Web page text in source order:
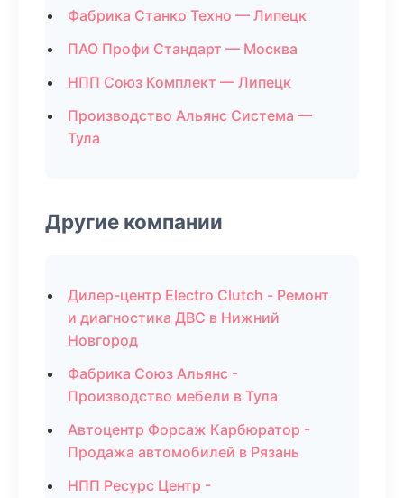
Фабрика Станко Техно — Липецк
ПАО Профи Стандарт — Москва
НПП Союз Комплект — Липецк
Производство Альянс Система —
Тула
Другие компании
Дилер-центр Electro Clutch - Ремонт
и диагностика ДВС в Нижний
Новгород
Фабрика Союз Альянс -
Производство мебели в Тула
Автоцентр Форсаж Карбюратор -
Продажа автомобилей в Рязань
НПП Ресурс Центр -